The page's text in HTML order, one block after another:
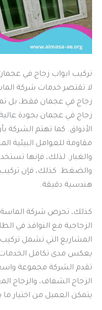
تركيب ابواب زجاج في
لا تقتصر خدمات شركة
زجاج في عجمان فقط، بل
زجاج في عجمان بجودة
الأذواق. كما تهتم الشركة
مقاومة للعوامل البيئية
والغبار. لذلك، فإنها
والضغط. كذلك، فإن تركيب
هندسية دقيقة.
كذلك، تحرص شركة الماسة
الزجاجية مع النوافذ في
المشاريع التي تشمل
يعكس مدى تكامل الخدمات
تقدم الشركة مجموعة
الزجاج الشفاف، والزجاج
يتمكن العميل من اختيار ما